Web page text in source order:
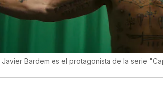
Javier Bardem es el protagonista de la serie